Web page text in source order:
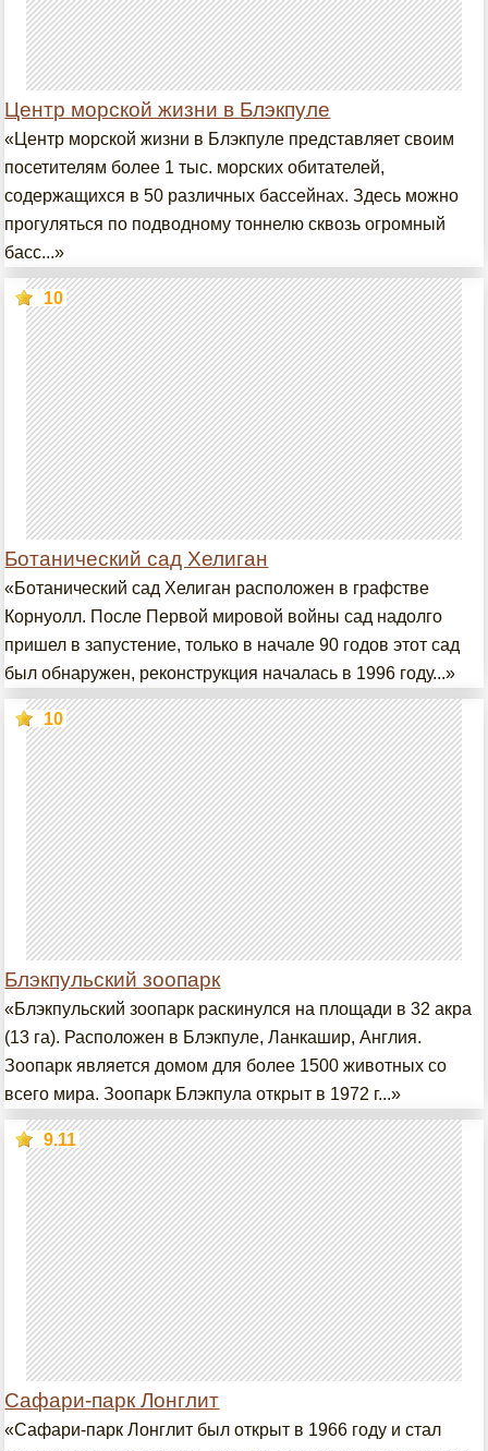
Центр морской жизни в Блэкпуле
«Центр морской жизни в Блэкпуле представляет своим
посетителям более 1 тыс. морских обитателей,
содержащихся в 50 различных бассейнах. Здесь можно
прогуляться по подводному тоннелю сквозь огромный
басс...»
Ботанический сад Хелиган
10
«Ботанический сад Хелиган расположен в графстве
Корнуолл. После Первой мировой войны сад надолго
пришел в запустение, только в начале 90 годов этот сад
был обнаружен, реконструкция началась в 1996 году...»
Блэкпульский зоопарк
10
«Блэкпульский зоопарк раскинулся на площади в 32 акра
(13 га). Расположен в Блэкпуле, Ланкашир, Англия.
Зоопарк является домом для более 1500 животных со
всего мира. Зоопарк Блэкпула открыт в 1972 г...»
Сафари-парк Лонглит
9.11
«Сафари-парк Лонглит был открыт в 1966 году и стал